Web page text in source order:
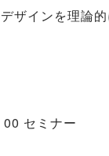
ザインを理論
セミナー